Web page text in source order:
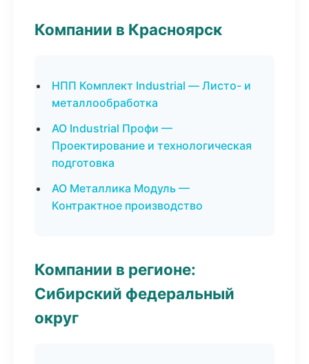
Компании в Красноярск
НПП Комплект Industrial — Листо- и
металлообработка
АО Industrial Профи —
Проектирование и технологическая
подготовка
АО Металлика Модуль —
Контрактное производство
Компании в регионе:
Сибирский федеральный
округ